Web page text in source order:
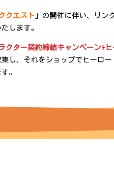
クエスト
」の開催に伴い、リン
します。
クター契約締結キャンペーン+ヒ
し、それをショップでヒーロー
。